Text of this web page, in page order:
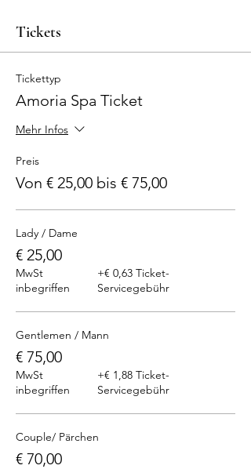
Tickets
Tickettyp
Amoria Spa Ticket
Mehr Infos
Preis
Von € 25,00 bis € 75,00
Lady / Dame
€ 25,00
MwSt
inbegriffen
+€ 0,63 Ticket-
Servicegebühr
Gentlemen / Mann
€ 75,00
MwSt
inbegriffen
+€ 1,88 Ticket-
Servicegebühr
Couple/ Pärchen
€ 70,00